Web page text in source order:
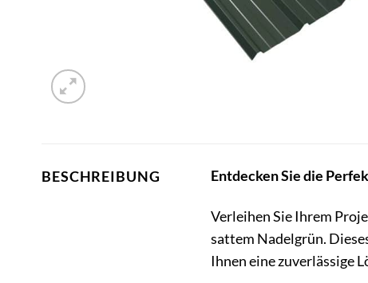
BESCHREIBUNG Entdecken Sie die
Verleihen Sie Ihrem
sattem Nadelgrün.
Ihnen eine zuverlässige